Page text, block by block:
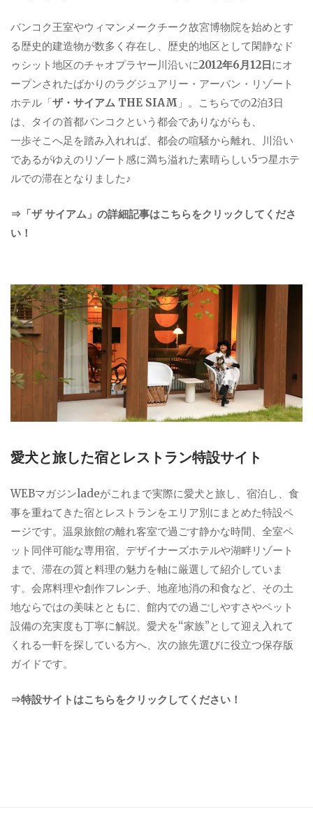
バンコク王室やウィマンメークチーク故宮博物院を始めとす
る歴史的建造物が数多く存在し、歴史的地区として閑静なド
ゥシット地区のチャオプラヤー川沿いに2012年6月12日にオ
ープンされたばかりのラグジュアリー・アーバン・リゾート
ホテル「ザ・サイアム THE SIAM 」。こちらでの2泊3日
は、タイの首都バンコクという都会でありながらも、
一歩そこへ足を踏み入れれば、都会の喧騒から離れ、川沿い
であるがゆえのリゾート感に満ち溢れた素晴らしい5つ星ホテ
ルでの滞在となりました♪
⇒「ザ サイアム」の詳細記事はこちらをクリックしてくださ
い！
愛犬と旅した宿とレストラン特設サイト
WEBマガジンladeがこれまで実際に愛犬と旅し、宿泊し、食
事を重ねてきた宿とレストランをエリア別にまとめた特設ペ
ージです。温泉旅館の離れ客室で過ごす静かな時間、全室ペ
ット同伴可能な専用宿、デザイナーズホテルや湖畔リゾート
まで、滞在の質と料理の魅力を軸に厳選して紹介していま
す。会席料理や創作フレンチ、地産地消の和食など、その土
地ならではの美味とともに、館内での過ごしやすさやペット
設備の充実度も丁寧に解説。愛犬を“家族”として迎え入れて
くれる一軒を探している方へ、次の旅先選びに役立つ保存版
ガイドです。
⇒特設サイトはこちらをクリックしてください！